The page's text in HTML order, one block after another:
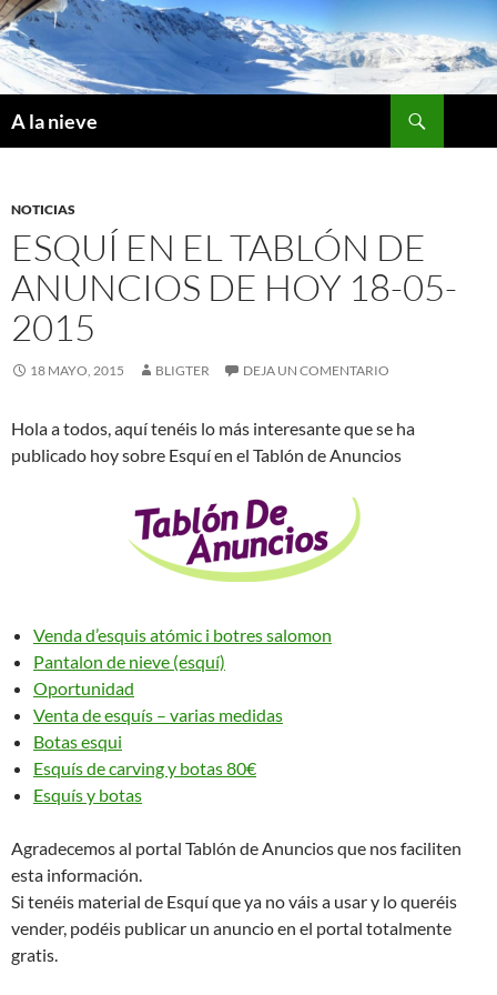
Saltar
al
contenido
A la nieve
NOTICIAS
ESQUÍ EN EL TABLÓN DE
ANUNCIOS DE HOY 18-05-
2015
18 MAYO, 2015 BLIGTER DEJA UN COMENTARIO
Hola a todos, aquí tenéis lo más interesante que se ha
publicado hoy sobre Esquí en el Tablón de Anuncios
Venda d’esquis atómic i botres salomon
Pantalon de nieve (esquí)
Oportunidad
Venta de esquís – varias medidas
Botas esqui
Esquís de carving y botas 80€
Esquís y botas
Agradecemos al portal Tablón de Anuncios que nos faciliten
esta información.
Si tenéis material de Esquí que ya no váis a usar y lo queréis
vender, podéis publicar un anuncio en el portal totalmente
gratis.